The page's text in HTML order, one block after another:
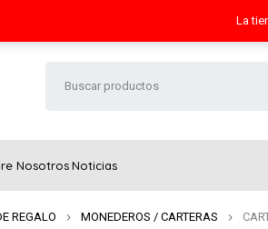
La
NosotrosNoticias
REGALO MONEDEROS / CARTERAS